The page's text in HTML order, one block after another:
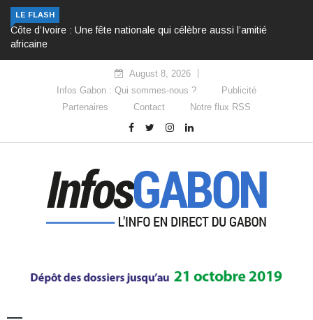
LE FLASH
Côte d’Ivoire : Une fête nationale qui célèbre aussi l’amitié
africaine
August 8, 2026
Infos Gabon : Qui sommes-nous ?
Publicité
Partenaires
Contact Notre flux RSS